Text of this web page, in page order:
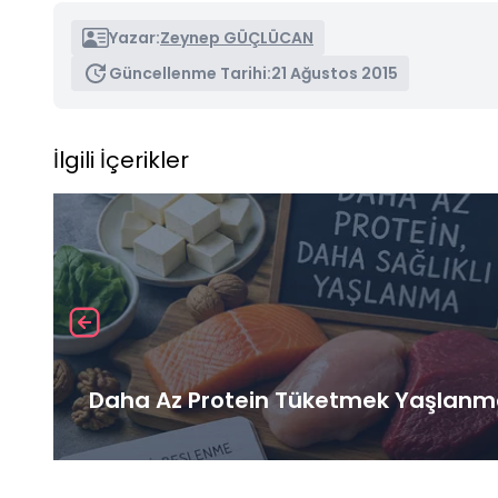
Yazar:Zeynep GÜÇLÜCAN
Güncellenme Tarihi:21 Ağustos 2015
İlgili İçerikler
Daha Az Protein Tüketmek